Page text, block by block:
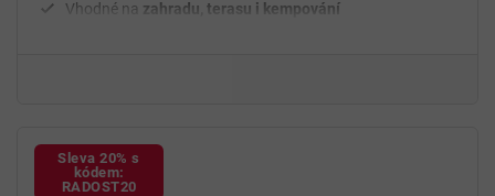
Vhodné na zahradu, terasu i kempování
Sleva 20% s
kódem:
RADOST20